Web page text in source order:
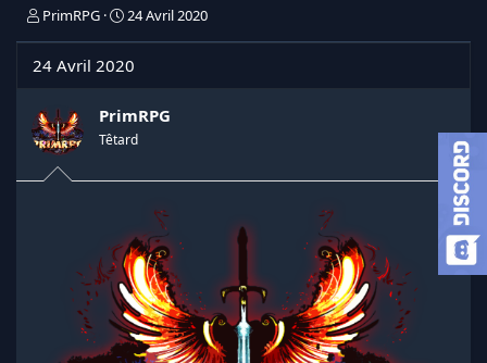
I
t
a
t
e
u
PrimRPG
D
e
e
é
24 Avril 2020
24 Avril 2020
PrimRPG
Têtard